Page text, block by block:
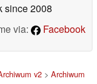
since 2008
via:
Facebook
v2 > Archiwum